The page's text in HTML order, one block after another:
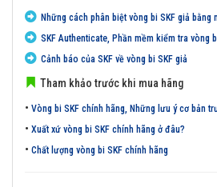
Những cách phân biệt vòng bi SKF giả bằng
SKF Authenticate, Phần mềm kiểm tra vòng
Cảnh báo của SKF về vòng bi SKF giả
Tham khảo trước khi mua hãng
• Vòng bi SKF chính hãng, Những lưu ý cơ bản
• Xuất xứ vòng bi SKF chính hãng ở đâu?
• Chất lượng vòng bi SKF chính hãng